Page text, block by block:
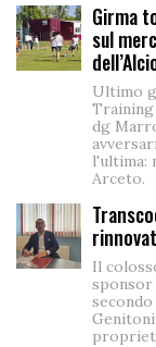
Girma
sul
Ultimo
dg
l'ultima:
Arceto.
Il
sponsor